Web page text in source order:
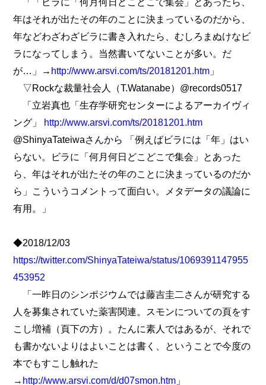
年はそれが出たその年のことに決まっているのだから、
年などわざわざビラに書き入れたら、むしろまぬけなビ
ラになってしまう。当然書いてないことが多い。だ
が…」→ http://www.arsvi.com/ts/20181201.htm 」
▽Rockな裁量社会人（T.Watanabe）@records0517
「立岩真也「生存学研究センターによるアーカイヴィ
ング」 http://www.arsvi.com/ts/20181201.htm
@ShinyaTateiwaさんから 「例えばビラには「年」はい
らない。ビラに「何月何日どこどこで集会」とあった
ら、年はそれが出たその年のことに決まっているのだか
ら」こういうコメントって面白い。メタデータの議論に
有用。」
◆2018/12/03
https://twitter.com/ShinyaTateiwa/status/1069391147955
453952
「一昨日のシンポジウムでは藤吉圭二さんが研究する
人を募集されていた薬害関連。スモンについての頁をす
こし増補（頁下の方）。たんに素人ではあるが、それで
も書かないよりはよいことは書く、ということで今度の
本でもすこし触れた
→ http://www.arsvi.com/d/d07smon.htm 」